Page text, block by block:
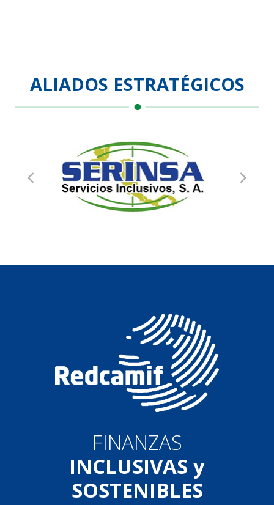
ALIADOS ESTRATÉGICOS
FINANZAS
INCLUSIVAS y
SOSTENIBLES